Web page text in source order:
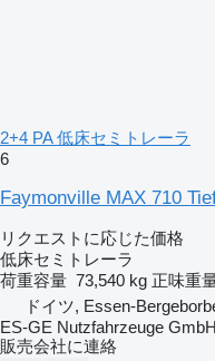
2+4 PA 低床セミトレーラ
6
Faymonville MAX 710
リクエストに応じた価格
低床セミトレーラ
荷重容量 73,540 kg 正味重
ドイツ, Essen-
ES-GE Nutzfahrzeuge GmbH
販売会社に連絡